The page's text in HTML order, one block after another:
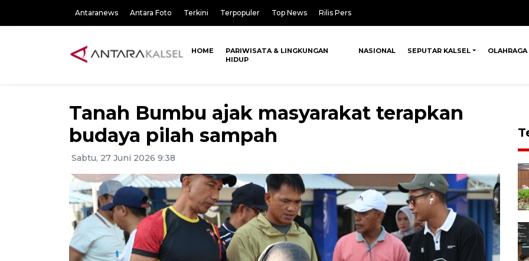
Antaranews Antara Foto Terkini Terpopuler Top News Rilis Pers
HOME
PARIWISATA & LINGKUNGAN
HIDUP
NASIONAL SEPUTAR KALSEL OLAHRAGA
Tanah Bumbu ajak masyarakat terapkan
budaya pilah sampah
Sabtu, 27 Juni 2026 9:38